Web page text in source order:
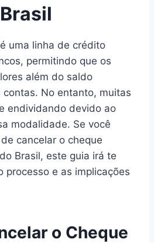
uma linha de crédito
permitindo que os
além do saldo
contas. No entanto, muitas
endividando devido ao
modalidade. Se você
cancelar o cheque
Brasil, este guia irá te
processo e as implicações
o Cheque